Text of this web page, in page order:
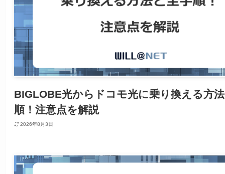
BIGLOBE光からドコモ光に乗り換える方
順！注意点を解説
2026年8月3日